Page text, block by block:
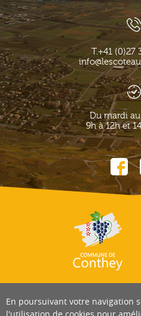
T.+41 (0)27
Du mardi
9h à 12h et
En poursuivant votre navigation